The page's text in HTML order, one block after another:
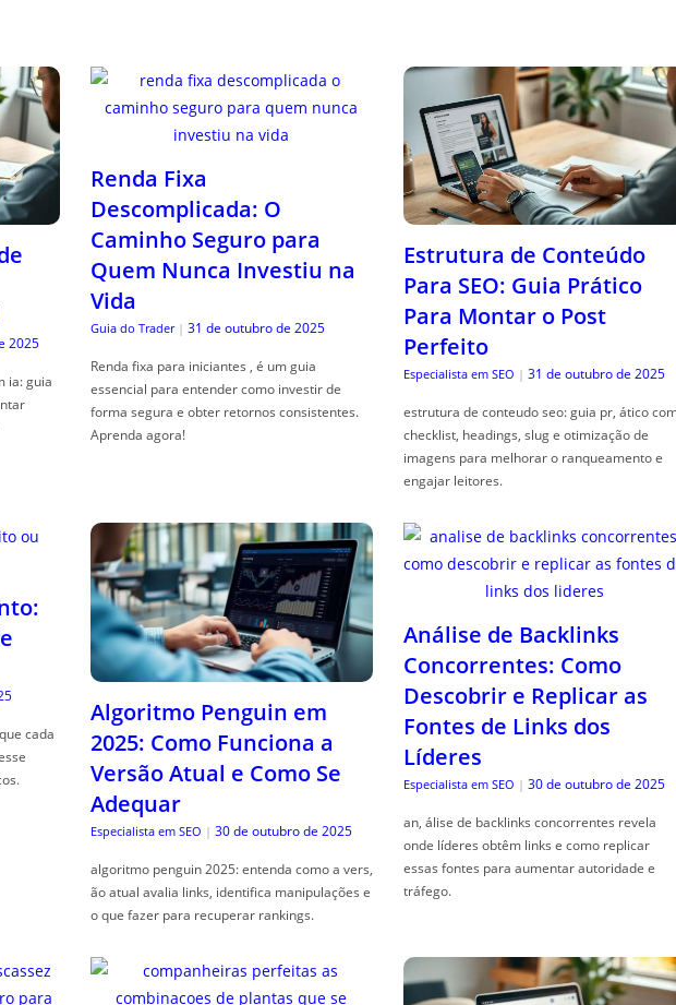
2025
ia: guia
Renda Fixa
Descomplicada: O
Caminho Seguro para
Quem Nunca Investiu na
Vida
Guia do Trader | 31 de outubro de 2025
Renda fixa para iniciantes , é um guia
essencial para entender como investir de
forma segura e obter retornos consistentes.
Aprenda agora!
Estrutura de Conteúdo
Para SEO: Guia Prático
Para Montar o Post
Perfeito
Especialista em SEO | 31 de outubro de 2025
estrutura de conteudo seo: guia pr, ático
checklist, headings, slug e otimização de
imagens para melhorar o ranqueamento e
engajar leitores.
cada
Algoritmo Penguin em
2025: Como Funciona a
Versão Atual e Como Se
Adequar
Especialista em SEO | 30 de outubro de 2025
algoritmo penguin 2025: entenda como a vers,
ão atual avalia links, identifica manipulações e
o que fazer para recuperar rankings.
Análise de Backlinks
Concorrentes: Como
Descobrir e Replicar as
Fontes de Links dos
Líderes
Especialista em SEO | 30 de outubro de 2025
an, álise de backlinks concorrentes revela
onde líderes obtêm links e como replicar
essas fontes para aumentar autoridade e
tráfego.